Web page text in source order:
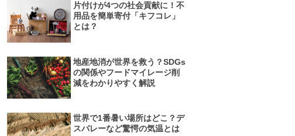
片付けが4つの社会貢献に！不
用品を簡単寄付「キフコレ」
とは？
地産地消が世界を救う？SDGs
の関係やフードマイレージ削
減をわかりやすく解説
世界で1番暑い場所はどこ？デ
スバレーなど驚愕の気温とは